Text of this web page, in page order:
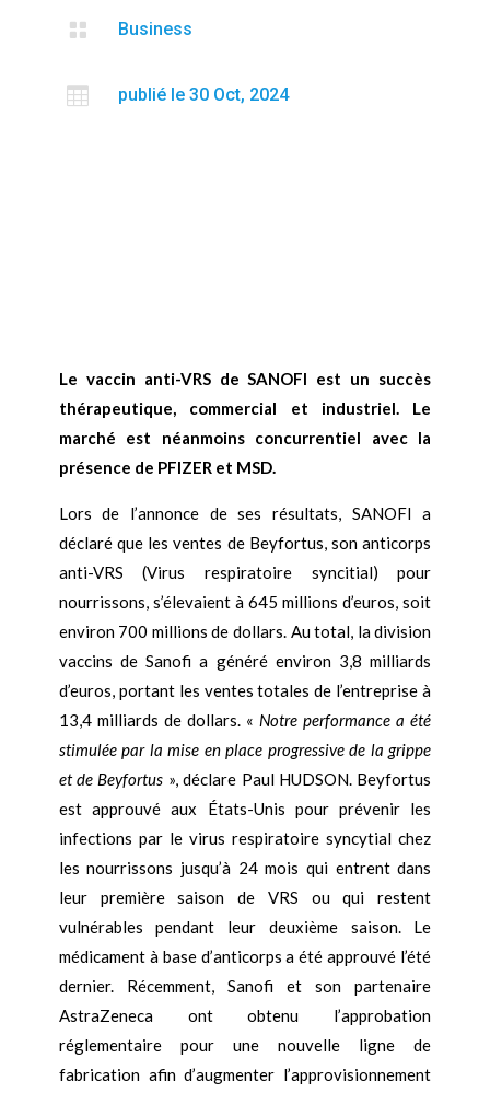
 Business
 publié le 30 Oct, 2024
Le vaccin anti-VRS de SANOFI est un succès
thérapeutique, commercial et industriel. Le
marché est néanmoins concurrentiel avec la
présence de PFIZER et MSD.
Lors de l’annonce de ses résultats, SANOFI a
déclaré que les ventes de Beyfortus, son anticorps
anti-VRS (Virus respiratoire syncitial) pour
nourrissons, s’élevaient à 645 millions d’euros, soit
environ 700 millions de dollars. Au total, la division
vaccins de Sanofi a généré environ 3,8 milliards
d’euros, portant les ventes totales de l’entreprise à
13,4 milliards de dollars. « Notre performance a été
stimulée par la mise en place progressive de la grippe
et de Beyfortus », déclare Paul HUDSON. Beyfortus
est approuvé aux États-Unis pour prévenir les
infections par le virus respiratoire syncytial chez
les nourrissons jusqu’à 24 mois qui entrent dans
leur première saison de VRS ou qui restent
vulnérables pendant leur deuxième saison. Le
médicament à base d’anticorps a été approuvé l’été
dernier. Récemment, Sanofi et son partenaire
AstraZeneca ont obtenu l’approbation
réglementaire pour une nouvelle ligne de
fabrication afin d’augmenter l’approvisionnement